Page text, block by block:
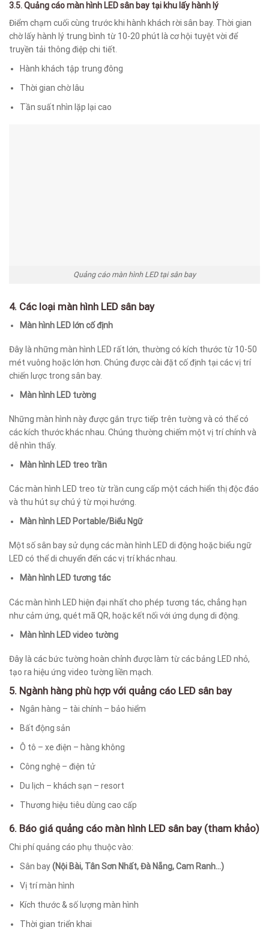
3.5. Quảng cáo màn hình LED sân bay tại khu lấy hành lý
Điểm chạm cuối cùng trước khi hành khách rời sân bay. Thời gian
chờ lấy hành lý trung bình từ 10-20 phút là cơ hội tuyệt vời để
truyền tải thông điệp chi tiết.
Hành khách tập trung đông
Thời gian chờ lâu
Tần suất nhìn lặp lại cao
Quảng cáo màn hình LED tại sân bay
4. Các loại màn hình LED sân bay
Màn hình LED lớn cố định
Đây là những màn hình LED rất lớn, thường có kích thước từ 10-50
mét vuông hoặc lớn hơn. Chúng được cài đặt cố định tại các vị trí
chiến lược trong sân bay.
Màn hình LED tường
Những màn hình này được gắn trực tiếp trên tường và có thể có
các kích thước khác nhau. Chúng thường chiếm một vị trí chính và
dễ nhìn thấy.
Màn hình LED treo trần
Các màn hình LED treo từ trần cung cấp một cách hiển thị độc đáo
và thu hút sự chú ý từ mọi hướng.
Màn hình LED Portable/Biểu Ngữ
Một số sân bay sử dụng các màn hình LED di động hoặc biểu ngữ
LED có thể di chuyển đến các vị trí khác nhau.
Màn hình LED tương tác
Các màn hình LED hiện đại nhất cho phép tương tác, chẳng hạn
như cảm ứng, quét mã QR, hoặc kết nối với ứng dụng di động.
Màn hình LED video tường
Đây là các bức tường hoàn chỉnh được làm từ các bảng LED nhỏ,
tạo ra hiệu ứng video tường liền mạch.
5. Ngành hàng phù hợp với quảng cáo LED sân bay
Ngân hàng – tài chính – bảo hiểm
Bất động sản
Ô tô – xe điện – hàng không
Công nghệ – điện tử
Du lịch – khách sạn – resort
Thương hiệu tiêu dùng cao cấp
6. Báo giá quảng cáo màn hình LED sân bay (tham khảo)
Chi phí quảng cáo phụ thuộc vào:
Sân bay(Nội Bài, Tân Sơn Nhất, Đà Nẵng, Cam Ranh…)
Vị trí màn hình
Kích thước & số lượng màn hình
Thời gian triển khai